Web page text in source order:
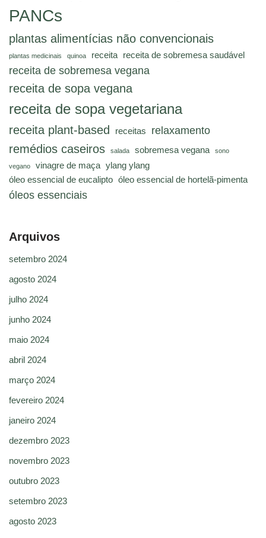
PANCs
plantas alimentícias não convencionais
plantas medicinais quinoa receita receita de sobremesa saudável
receita de sobremesa vegana
receita de sopa vegana
receita de sopa vegetariana
receita plant-based receitas relaxamento
remédios caseiros salada sobremesa vegana sono
vegano vinagre de maça ylang ylang
óleo essencial de eucalipto óleo essencial de hortelã-pimenta
óleos essenciais
Arquivos
setembro 2024
agosto 2024
julho 2024
junho 2024
maio 2024
abril 2024
março 2024
fevereiro 2024
janeiro 2024
dezembro 2023
novembro 2023
outubro 2023
setembro 2023
agosto 2023